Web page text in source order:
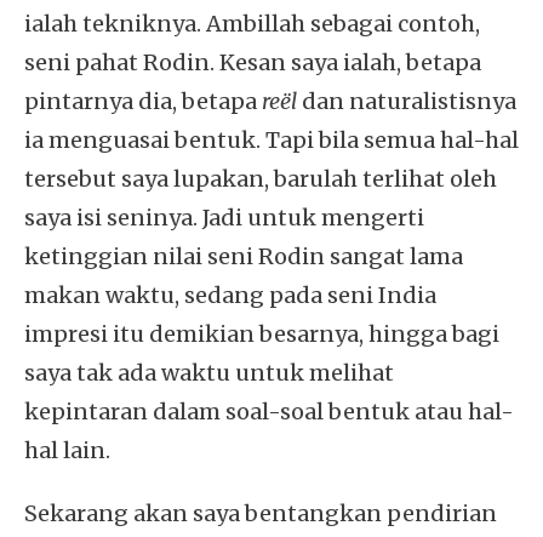
ialah tekniknya. Ambillah sebagai contoh,
seni pahat Rodin. Kesan saya ialah, betapa
pintarnya dia, betapa reël dan naturalistisnya
ia menguasai bentuk. Tapi bila semua hal-hal
tersebut saya lupakan, barulah terlihat oleh
saya isi seninya. Jadi untuk mengerti
ketinggian nilai seni Rodin sangat lama
makan waktu, sedang pada seni India
impresi itu demikian besarnya, hingga bagi
saya tak ada waktu untuk melihat
kepintaran dalam soal-soal bentuk atau hal-
hal lain.
Sekarang akan saya bentangkan pendirian